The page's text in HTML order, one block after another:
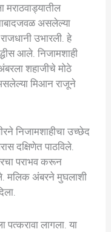
मराठवाड्यातील
असलेल्या
उभारली. हे
आले. निजामशाही
शहाजीचे मोठे
असलेल्या मिआन राजूने
निजामशाहीचा उच्छेद
दक्षिणेत पाठविले.
पराभव करून
मलिक अंबरने मुघलाशी
लागला. या